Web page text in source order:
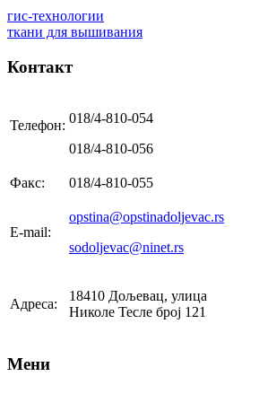
гис-технологии
ткани для вышивания
Контакт
Телефон: 018/4-810-054
018/4-810-056
Факс: 018/4-810-055
E-mail:
opstina@opstinadoljevac.rs
sodoljevac@ninet.rs
Адреса:
18410 Дољевац, улица
Николе Тесле број 121
Мени